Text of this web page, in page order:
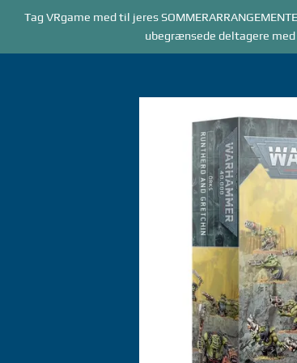
Tag VRgame med til jeres
ubegrænsede deltagere
BOOKING